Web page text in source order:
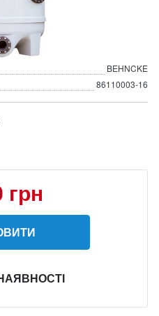
BEHNCKE
86110003-16
грн